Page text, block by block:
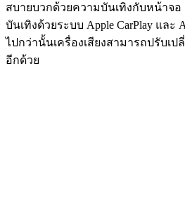
สบายบวกด้วยความบันเทิงกับหน้าจอ
บันเทิงด้วยระบบ Apple CarPlay และ
ไปกว่านั้นเครื่องเสียงสามารถปรับเ
อีกด้วย